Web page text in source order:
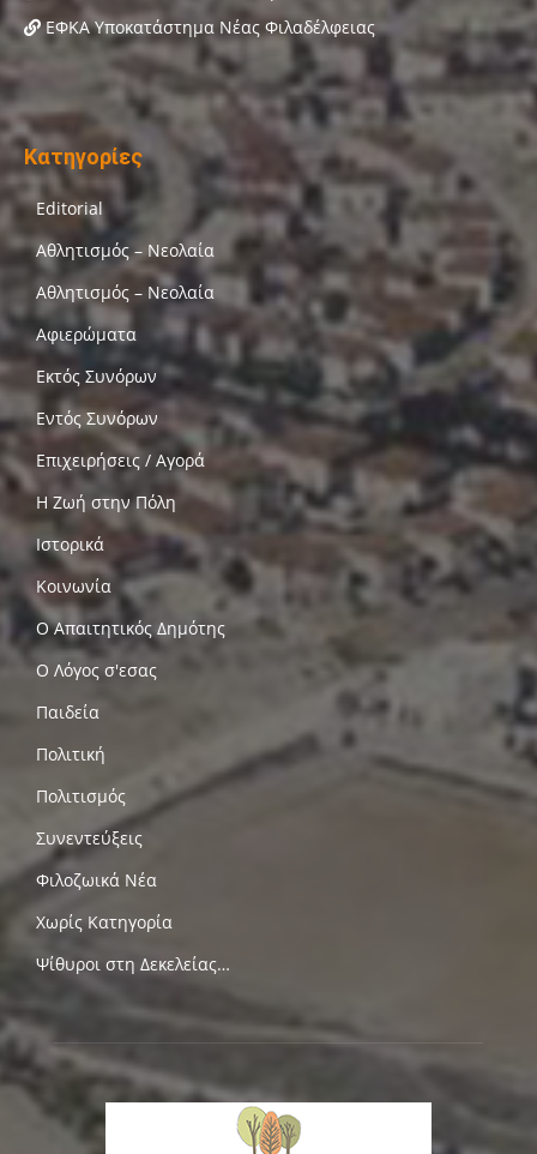
ΕΦΚΑ Υποκατάστημα Νέας Φιλαδέλφειας
Κατηγορίες
Editorial
Αθλητισμός – Νεολαία
Αθλητισμός – Νεολαία
Αφιερώματα
Εκτός Συνόρων
Εντός Συνόρων
Επιχειρήσεις / Αγορά
Η Ζωή στην Πόλη
Ιστορικά
Κοινωνία
Ο Απαιτητικός Δημότης
Ο Λόγος σ'εσας
Παιδεία
Πολιτική
Πολιτισμός
Συνεντεύξεις
Φιλοζωικά Νέα
Χωρίς Κατηγορία
Ψίθυροι στη Δεκελείας…